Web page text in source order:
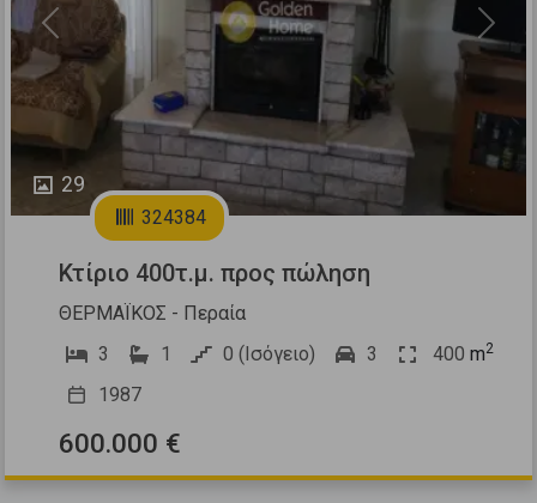
29
Previous Next
324384
Κτίριο 400τ.μ. προς πώληση
ΘΕΡΜΑΪΚΟΣ - Περαία
3
1 0 (Ισόγειο) 3 400 m2
1987
600.000 €